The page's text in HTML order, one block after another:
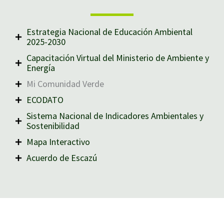
Estrategia Nacional de Educación Ambiental
2025-2030
Capacitación Virtual del Ministerio de Ambiente y
Energía
Mi Comunidad Verde
ECODATO
Sistema Nacional de Indicadores Ambientales y
Sostenibilidad
Mapa Interactivo
Acuerdo de Escazú